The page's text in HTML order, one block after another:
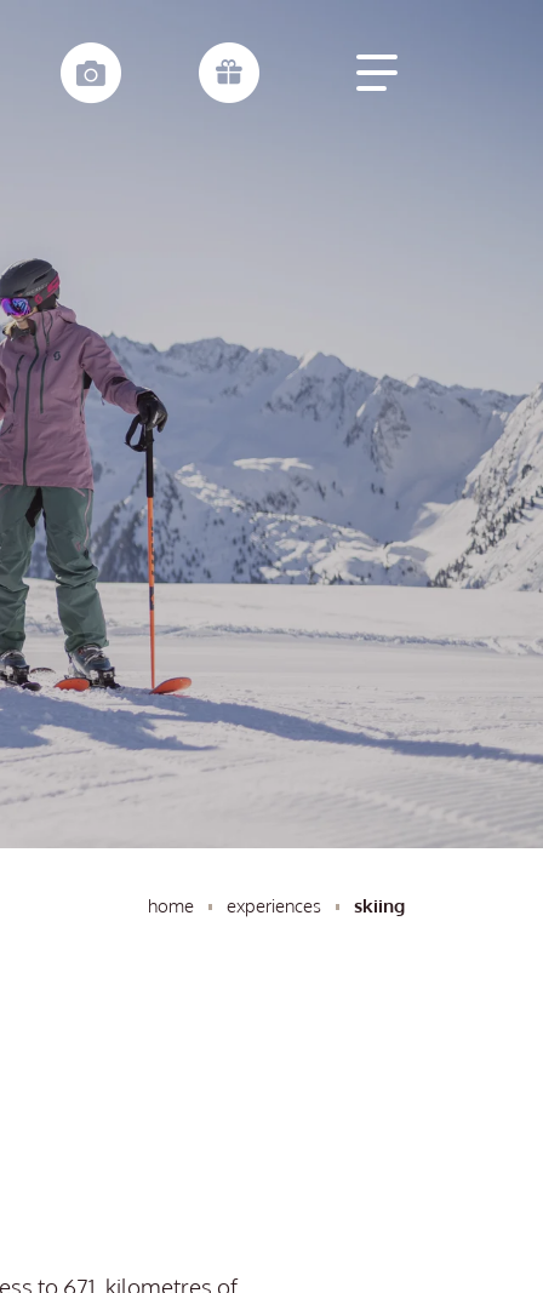
home experiences skiing
to 671 kilometres of